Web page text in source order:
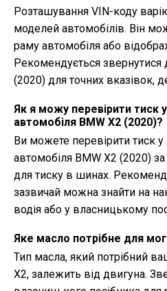
Розташування VIN-коду
моделей автомобілів. Він
раму автомобіля або
Рекомендується звернутися
(2020) для точних вказівок,
Як я можу перевірити тиск
автомобіля BMW X2 (2020)?
Ви можете перевірити тиск
автомобіля BMW X2 (2020)
для тиску в шинах.
зазвичай можна знайти на
водія або у власницькому
Яке масло потрібне для
Тип масла, який потрібний
X2, залежить від двигуна.